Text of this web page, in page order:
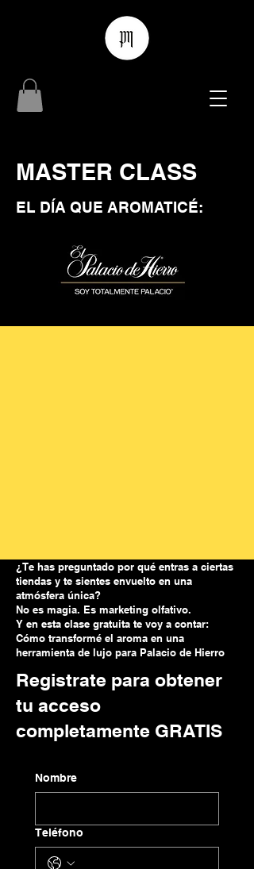
MASTER CLASS
EL DÍA QUE AROMATICÉ:
¿Te has preguntado por qué entras a ciertas
tiendas y te sientes envuelto en una
atmósfera única?
No es magia. Es marketing olfativo.
Y en esta clase gratuita te voy a contar:
Cómo transformé el aroma en una
herramienta de lujo para Palacio de Hierro
Registrate para obtener
tu acceso
completamente GRATIS
Nombre
Teléfono